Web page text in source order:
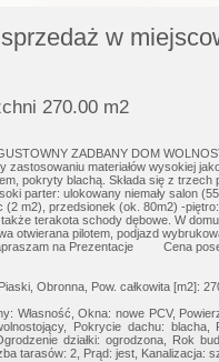
Umowa
w
270.00 m2
ZADBANY DOM
materiałów wysokiej
pokryty blachą. Składa się z
parter: ulokowany niemały salon
(2 m2), przedsionek (ok. 80m2) -
terakota schody dębowe. W
otwierana pilotem, podjazd
na Prezentacje Cena posesji
Obronna, Pow. całkowita [m2]:
Własność, Okna: nowe PCV,
Pokrycie dachu:
działki: ogrodzona, Rok
tarasów: 2, Prąd: jest, Kanalizacja: